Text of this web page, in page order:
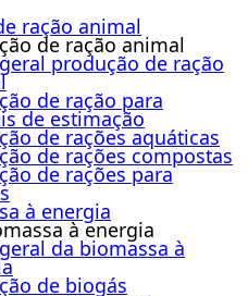
ração animal
de ração animal
produção de ração
de ração para
de estimação
de rações aquáticas
de rações compostas
de rações para
à energia
à energia
da biomassa à
de biogás